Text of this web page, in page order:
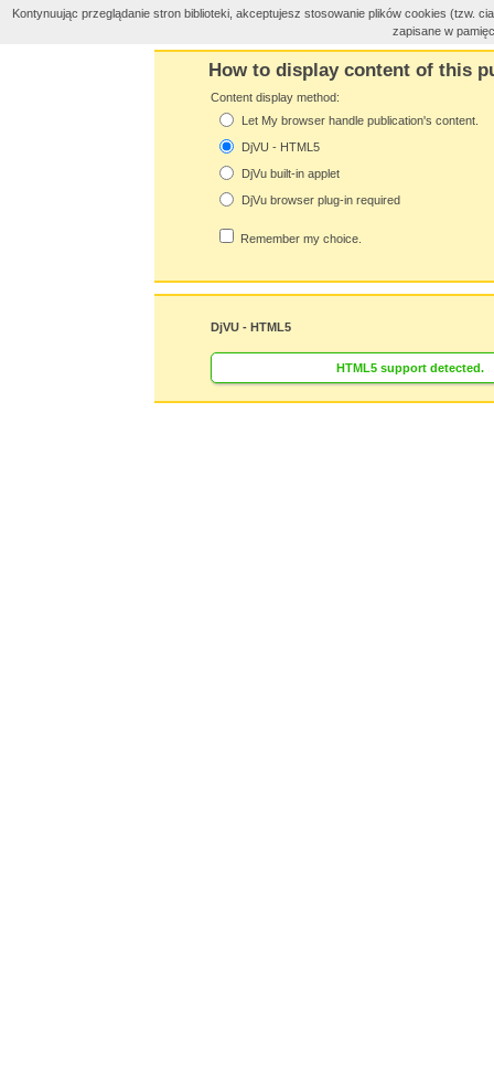
How to display content of this
Content display method:
Let My browser handle publication's content.
DjVU - HTML5
DjVu built-in applet
DjVu browser plug-in required
Remember my choice.
DjVU - HTML5
HTML5 support detected.
Kontynuując przeglądanie stron biblioteki, akceptujesz stosowanie plików cookies
zapisane w